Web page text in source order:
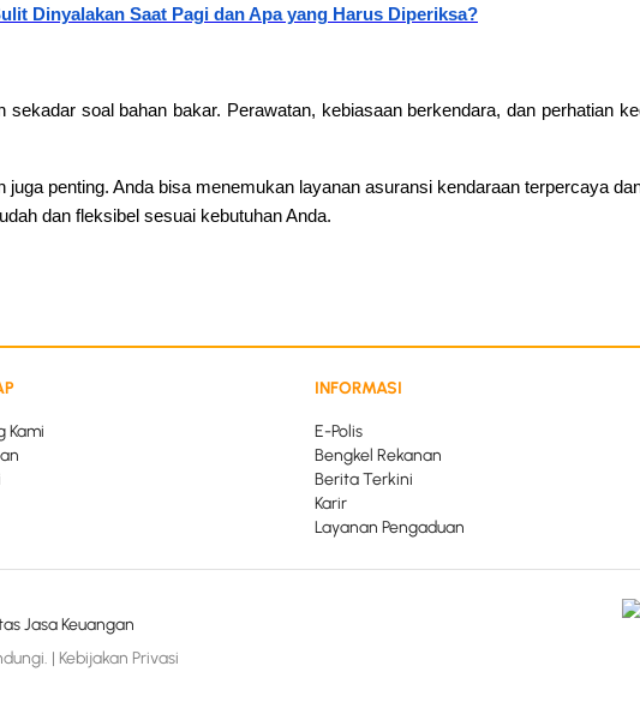
Dinyalakan Saat Pagi dan Apa yang Harus Diperiksa?
soal bahan bakar. Perawatan, kebiasaan berkendara, dan perhatian
juga penting. Anda bisa menemukan layanan asuransi kendaraan terpercaya
dan fleksibel sesuai kebutuhan Anda.
Kami
INFORMASI
E-Polis
Bengkel Rekanan
Berita Terkini
Karir
Layanan Pengaduan
Jasa Keuangan
| Kebijakan Privasi